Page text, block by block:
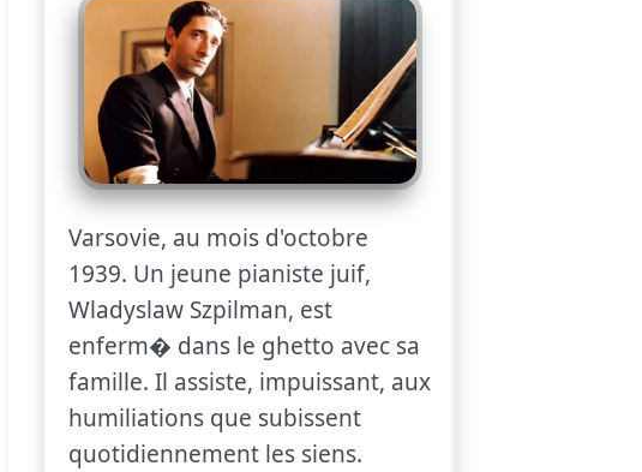
Varsovie, au mois d'octobre
1939. Un jeune pianiste juif,
Wladyslaw Szpilman, est
enferm� dans le ghetto avec sa
famille. Il assiste, impuissant, aux
humiliations que subissent
quotidiennement les siens.